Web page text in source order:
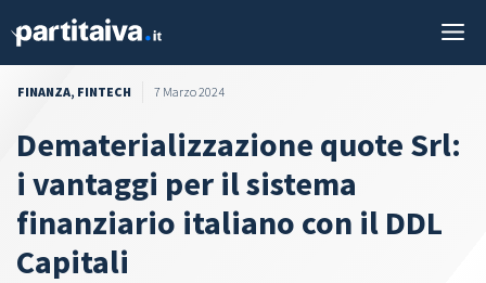
FINANZA, FINTECH 7 Marzo 2024
Dematerializzazione quote Srl:
i vantaggi per il sistema
finanziario italiano con il DDL
Capitali